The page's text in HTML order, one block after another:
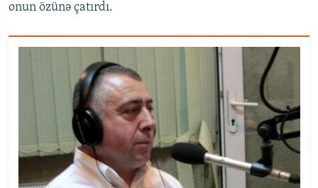
onun özünə çatırdı.